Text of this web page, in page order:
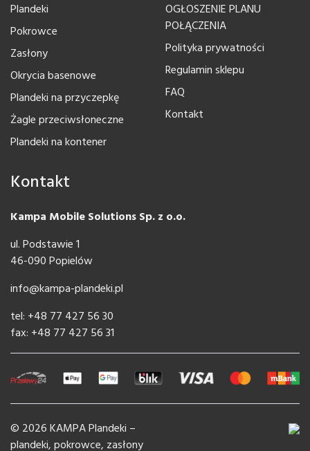
Plandeki
Pokrowce
Zasłony
Okrycia basenowe
Plandeki na przyczepkę
Żagle przeciwsłoneczne
Plandeki na kontener
OGŁOSZENIE PLANU
POŁĄCZENIA
Polityka prywatności
Regulamin sklepu
FAQ
Kontakt
Kontakt
Kampa Mobile Solutions Sp. z o.o.
ul. Podstawie 1
46-090 Popielów
info@kampa-plandeki.pl
tel: +48 77 427 56 30
fax: +48 77 427 56 31
© 2026 KAMPA Plandeki –
plandeki, pokrowce, zasłony